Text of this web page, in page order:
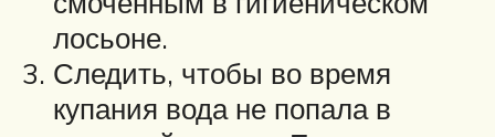
лосьоне.
Следить, чтобы во время
купания вода не попала в